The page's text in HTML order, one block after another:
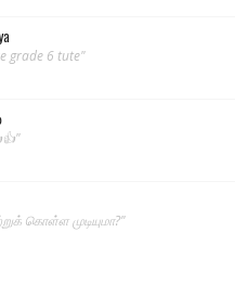
grade 6 tute"
கொள்ள முடியுமா?"